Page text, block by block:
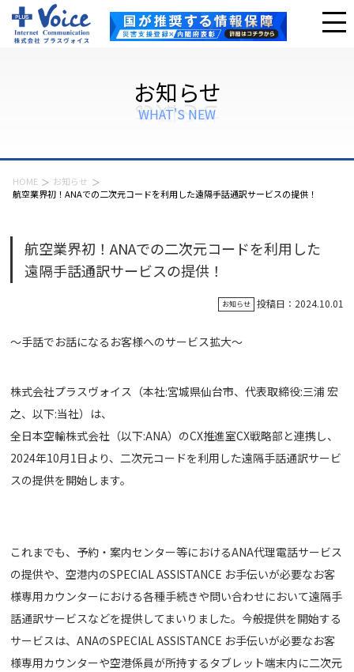
お知らせ
WHAT'S NEW
HOME
お知らせ
航空業界初！ANAでの二次元コードを利用した遠隔手話通訳サービスの提供！
航空業界初！ANAでの二次元コードを利用した
遠隔手話通訳サービスの提供！
お知らせ 投稿日：2024.10.01
～手話でお話になるお客様へのサービス拡大～
株式会社プラスヴォイス（本社:宮城県仙台市、代表取締役:三浦 宏
之、以下:当社）は、
全日本空輸株式会社（以下:ANA）のCX推進室CX戦略部と連携し、
2024年10月1日より、二次元コードを利用した遠隔手話通訳サービ
スの提供を開始します。
これまでも、予約・案内センター等におけるANA代理電話サービス
の提供や、空港内のSPECIAL ASSISTANCE お手伝いが必要なお客
様専用カウンターにおける各種手続きや問い合わせにおいて遠隔手
話通訳サービスなどを提供してまいりました。今般提供を開始する
サービスは、ANAのSPECIAL ASSISTANCE お手伝いが必要なお客
様専用カウンターや空港係員が所持するタブレット端末内に二次元